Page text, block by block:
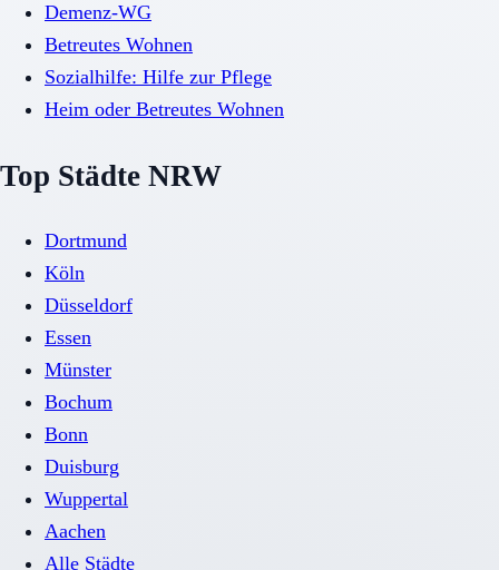
Demenz-WG
Betreutes Wohnen
Sozialhilfe: Hilfe zur Pflege
Heim oder Betreutes Wohnen
Top Städte NRW
Dortmund
Köln
Düsseldorf
Essen
Münster
Bochum
Bonn
Duisburg
Wuppertal
Aachen
Alle Städte